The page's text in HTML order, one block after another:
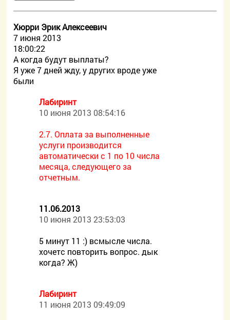
Хюрри Эрик Алексеевич
7 июня 2013
18:00:22
А когда будут выплаты?
Я уже 7 дней жду, у других вроде уже
были
Лабиринт
10 июня 2013 08:54:16
2.7. Оплата за выполненные
услуги производится
автоматически с 1 по 10 числа
месяца, следующего за
отчетным.
11.06.2013
10 июня 2013 23:53:03
5 минут 11 :) всмысле числа.
хочетс повторить вопрос. дык
когда? Ж)
Лабиринт
11 июня 2013 09:49:09